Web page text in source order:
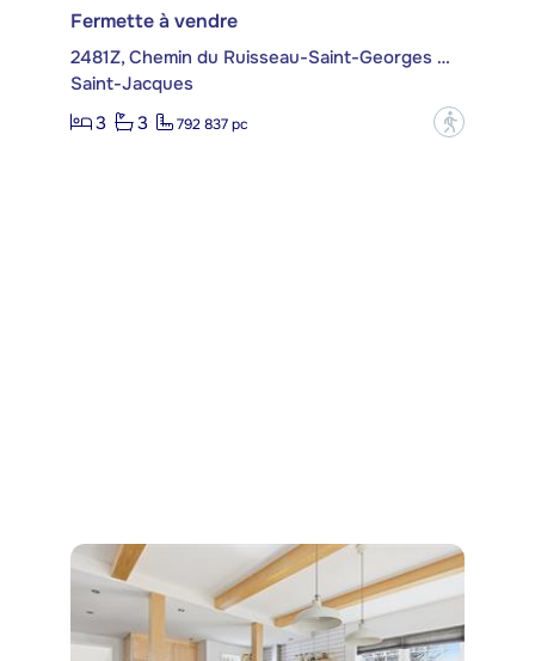
Fermette à vendre
2481Z, Chemin du Ruisseau-Saint-Georges Sud
Saint-Jacques
3
3 792 837 pc ?